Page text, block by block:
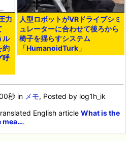
力
ル
約
呼
人型ロボットがVRドライブシミ
ュレーターに合わせて後ろから
椅子を揺らすシステム
「HumanoidTurk」
秒 in メモ, Posted by log1h_ik
English articleWhat is the
mea….